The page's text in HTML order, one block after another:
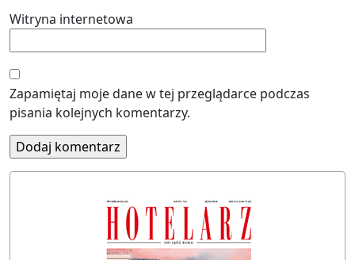
Witryna internetowa
Zapamiętaj moje dane w tej przeglądarce podczas
pisania kolejnych komentarzy.